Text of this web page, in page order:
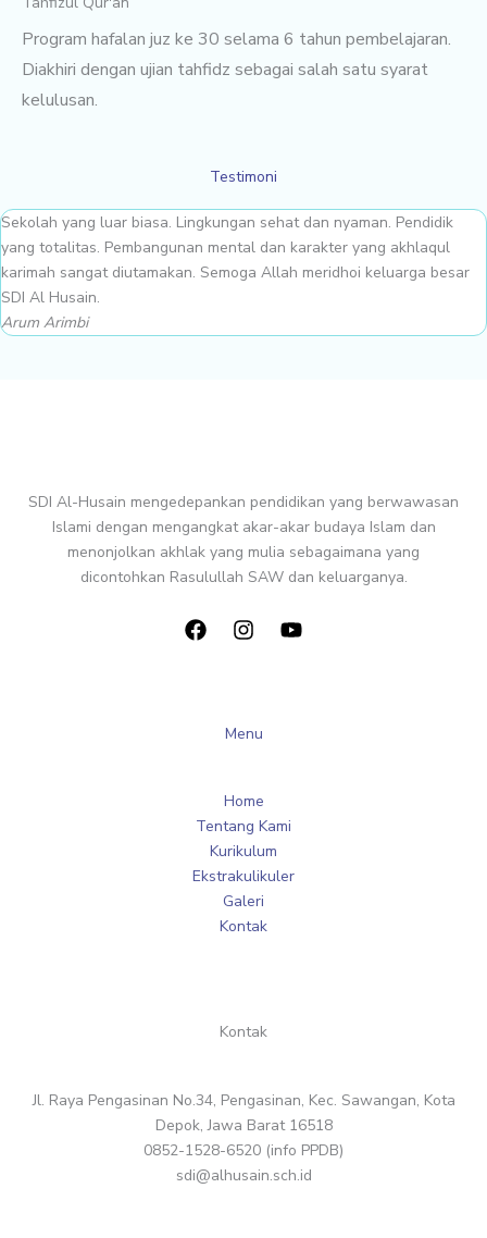
Program hafalan juz ke 30 selama 6 tahun pembelajaran.
Diakhiri dengan ujian tahfidz sebagai salah satu syarat
kelulusan.
Testimoni
Sekolah yang luar biasa. Lingkungan sehat dan nyaman. Pendidik
yang totalitas. Pembangunan mental dan karakter yang akhlaqul
karimah sangat diutamakan. Semoga Allah meridhoi keluarga besar
SDI Al Husain.
Arum Arimbi
SDI Al-Husain mengedepankan pendidikan yang berwawasan
Islami dengan mengangkat akar-akar budaya Islam dan
menonjolkan akhlak yang mulia sebagaimana yang
dicontohkan Rasulullah SAW dan keluarganya.
Menu
Home
Tentang Kami
Kurikulum
Ekstrakulikuler
Galeri
Kontak
Kontak
Jl. Raya Pengasinan No.34, Pengasinan, Kec. Sawangan, Kota
Depok, Jawa Barat 16518
0852-1528-6520 (info PPDB)
sdi@alhusain.sch.id